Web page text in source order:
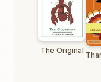
The Original